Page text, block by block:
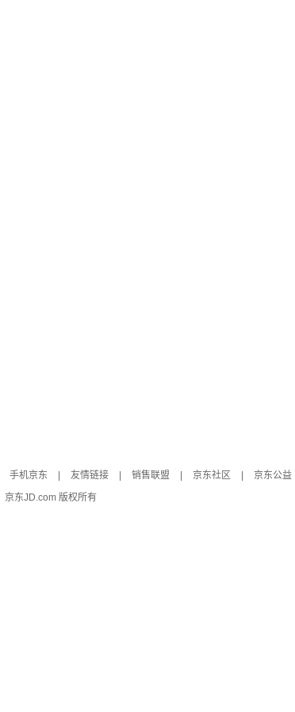
手机京东 友情链接 销售联盟 京东社区
京东公益
京东JD.com 版权所有